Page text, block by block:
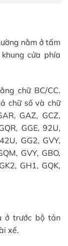
nằm ở tấm
cửa phía
chữ BC/CC.
chữ số và chữ
GAZ, GCZ,
GGE, 92U,
GG2, GVY,
GVY, GBO,
GH1, GQK,
ở trước bộ tản
xế.